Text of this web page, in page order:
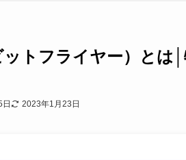
トフライヤー）とは
2023年1月23日